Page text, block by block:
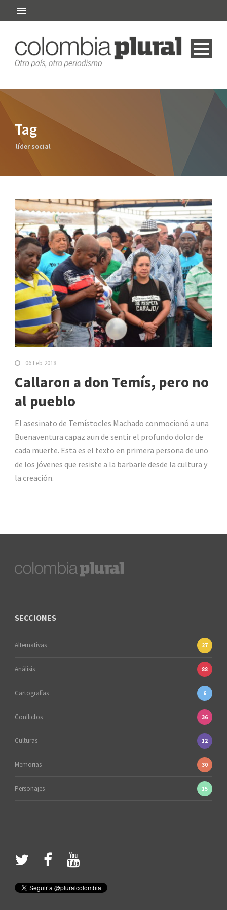
Tag
líder social
06 Feb 2018
Callaron a don Temís, pero no
al pueblo
El asesinato de Temístocles Machado conmocionó a una
Buenaventura capaz aun de sentir el profundo dolor de
cada muerte. Esta es el texto en primera persona de uno
de los jóvenes que resiste a la barbarie desde la cultura y
la creación.
SECCIONES
Alternativas 27
Análisis 88
Cartografías 6
Conflictos 36
Culturas 12
Memorias 30
Personajes 15